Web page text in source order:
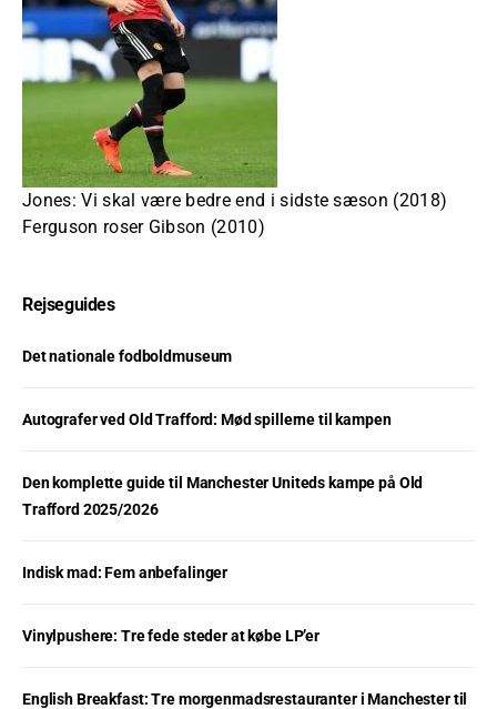
Jones: Vi skal være bedre end i sidste sæson (2018)
Ferguson roser Gibson (2010)
Rejseguides
Det nationale fodboldmuseum
Autografer ved Old Trafford: Mød spillerne til kampen
Den komplette guide til Manchester Uniteds kampe på Old
Trafford 2025/2026
Indisk mad: Fem anbefalinger
Vinylpushere: Tre fede steder at købe LP’er
English Breakfast: Tre morgenmadsrestauranter i Manchester til